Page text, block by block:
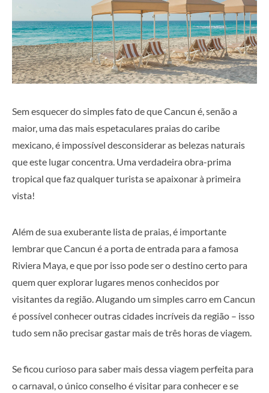
Sem esquecer do simples fato de que Cancun é, senão a
maior, uma das mais espetaculares praias do caribe
mexicano, é impossível desconsiderar as belezas naturais
que este lugar concentra. Uma verdadeira obra-prima
tropical que faz qualquer turista se apaixonar à primeira
vista!
Além de sua exuberante lista de praias, é importante
lembrar que Cancun é a porta de entrada para a famosa
Riviera Maya, e que por isso pode ser o destino certo para
quem quer explorar lugares menos conhecidos por
visitantes da região. Alugando um simples carro em Cancun
é possível conhecer outras cidades incríveis da região – isso
tudo sem não precisar gastar mais de três horas de viagem.
Se ficou curioso para saber mais dessa viagem perfeita para
o carnaval, o único conselho é visitar para conhecer e se